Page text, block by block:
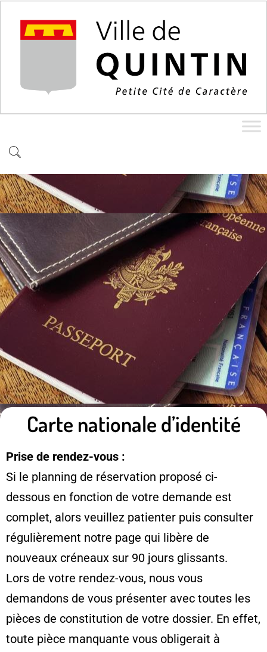
Carte nationale d’identité
Prise de rendez-vous :
Si le planning de réservation proposé ci-
dessous en fonction de votre demande est
complet, alors veuillez patienter puis consulter
régulièrement notre page qui libère de
nouveaux créneaux sur 90 jours glissants.
Lors de votre rendez-vous, nous vous
demandons de vous présenter avec toutes les
pièces de constitution de votre dossier. En effet,
toute pièce manquante vous obligerait à